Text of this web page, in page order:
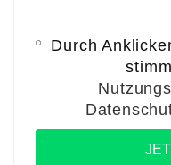
Durch